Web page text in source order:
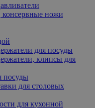
ножи
для посуды
клипсы для
посуды
для столовых
для кухонной